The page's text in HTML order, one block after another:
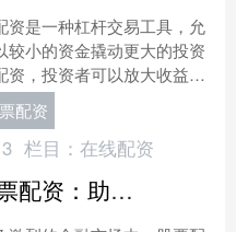
资是一种杠杆交易工具，允
较小的资金撬动更大的投资
资，投资者可以放大收益，
风险。 股票期权配资的原
投资者向配资....
配资
栏目： 在线配资
崇左股票配资：助您投资更上一层楼